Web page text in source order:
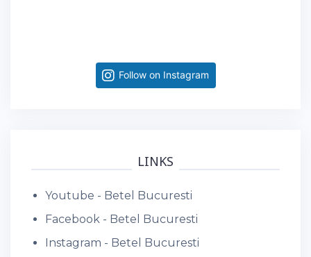
Follow on Instagram
LINKS
Youtube - Betel Bucuresti
Facebook - Betel Bucuresti
Instagram - Betel Bucuresti